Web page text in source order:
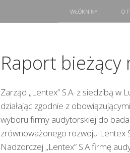
WŁÓKNINY O
Raport
Zarząd „Lentex” S.A. z siedzibą w
działając zgodnie z
wyboru firmy audytorskiej do
zrównoważonego rozwoju Lentex
Nadzorczej „Lentex” S.A firmę